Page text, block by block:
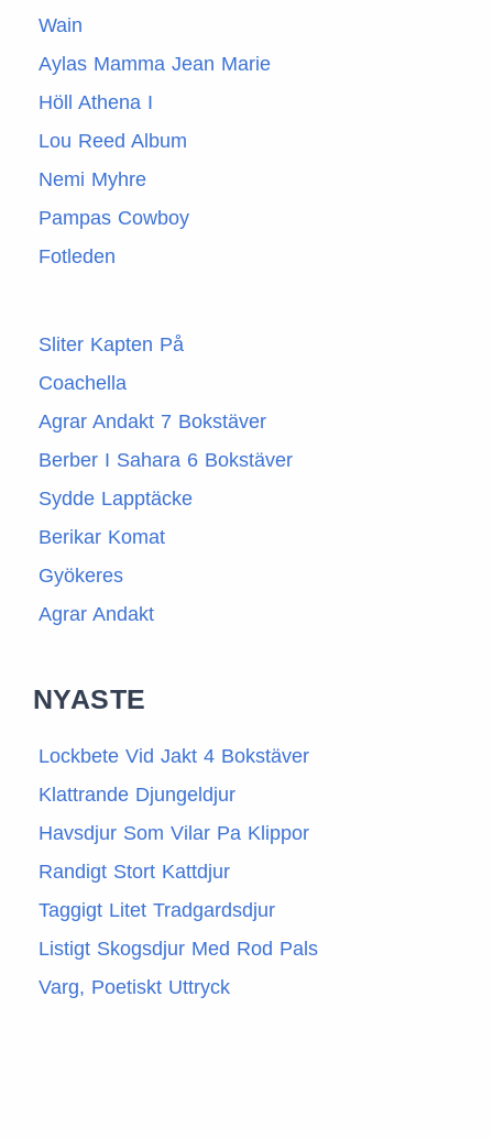
Wain
Aylas Mamma Jean Marie
Höll Athena I
Lou Reed Album
Nemi Myhre
Pampas Cowboy
Fotleden
Sliter Kapten På
Coachella
Agrar Andakt 7 Bokstäver
Berber I Sahara 6 Bokstäver
Sydde Lapptäcke
Berikar Komat
Gyökeres
Agrar Andakt
NYASTE
Lockbete Vid Jakt 4 Bokstäver
Klattrande Djungeldjur
Havsdjur Som Vilar Pa Klippor
Randigt Stort Kattdjur
Taggigt Litet Tradgardsdjur
Listigt Skogsdjur Med Rod Pals
Varg, Poetiskt Uttryck